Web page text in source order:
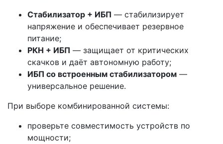
Стабилизатор + ИБП — стабилизирует
напряжение и обеспечивает резервное
питание;
РКН + ИБП — защищает от критических
скачков и даёт автономную работу;
ИБП со встроенным стабилизатором —
универсальное решение.
При выборе комбинированной системы:
проверьте совместимость устройств по
мощности;